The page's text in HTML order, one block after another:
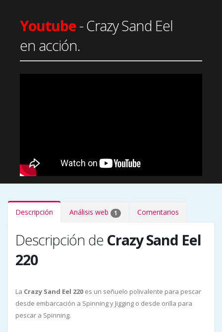
Youtube- Crazy Sand Eel
en acción.
Descripción Análisis web 1 Comentarios
Descripción de Crazy Sand Eel
220
La Crazy Sand Eel 220 es un señuelo polivalente para pescar
desde embarcación a Spinning y Jigging o desde orilla para
pescar a Spinning.